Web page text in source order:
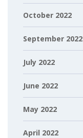
October 2022
September 2022
July 2022
June 2022
May 2022
April 2022